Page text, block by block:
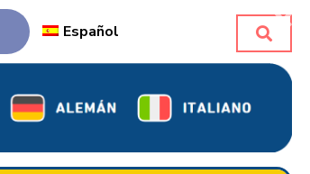
Español